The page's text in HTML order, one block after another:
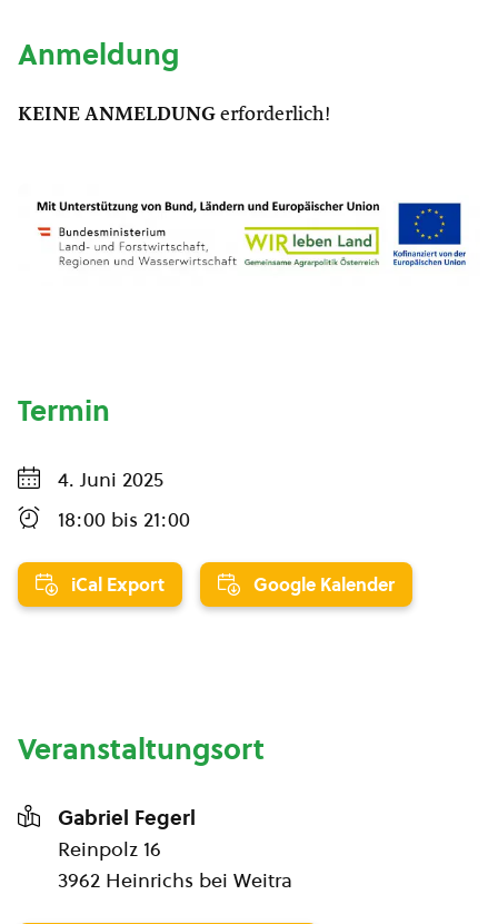
Anmeldung
KEINE ANMELDUNG erforderlich!
Termin
4. Juni 2025
18:00 bis 21:00
iCal Export Google Kalender
Veranstaltungsort
Gabriel Fegerl
Reinpolz 16
3962 Heinrichs bei Weitra